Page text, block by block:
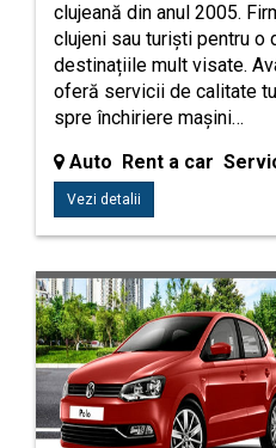
clujeană din anul 2005.
clujeni sau turiști pentru o
destinațiile mult visate.
oferă servicii de calitate
spre închiriere mașini…
Auto Rent a car
Vezi detalii